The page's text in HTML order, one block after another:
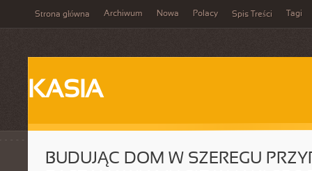
Strona główna Archiwum Nowa Polacy Spis Treści Tagi
KASIA
BUDUJĄC DOM W SZEREGU